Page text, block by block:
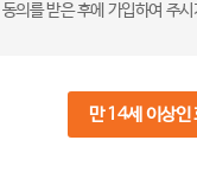
의를 받은 후에 가입하여 주
만 14세 이상인